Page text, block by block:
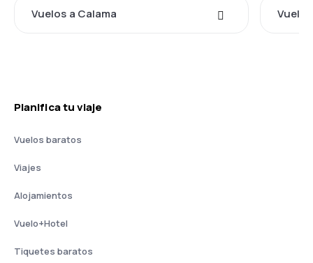
Vuelos a Calama
Planifica tu viaje
Vuelos baratos
Viajes
Alojamientos
Vuelo+Hotel
Tiquetes baratos